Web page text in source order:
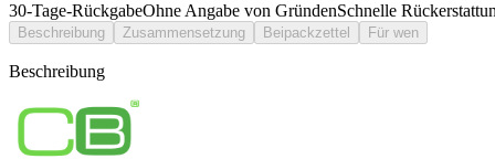
30-Tage-RückgabeOhne Angabe von GründenSchnelle
Beschreibung Zusammensetzung Beipackzettel Für wen
Beschreibung